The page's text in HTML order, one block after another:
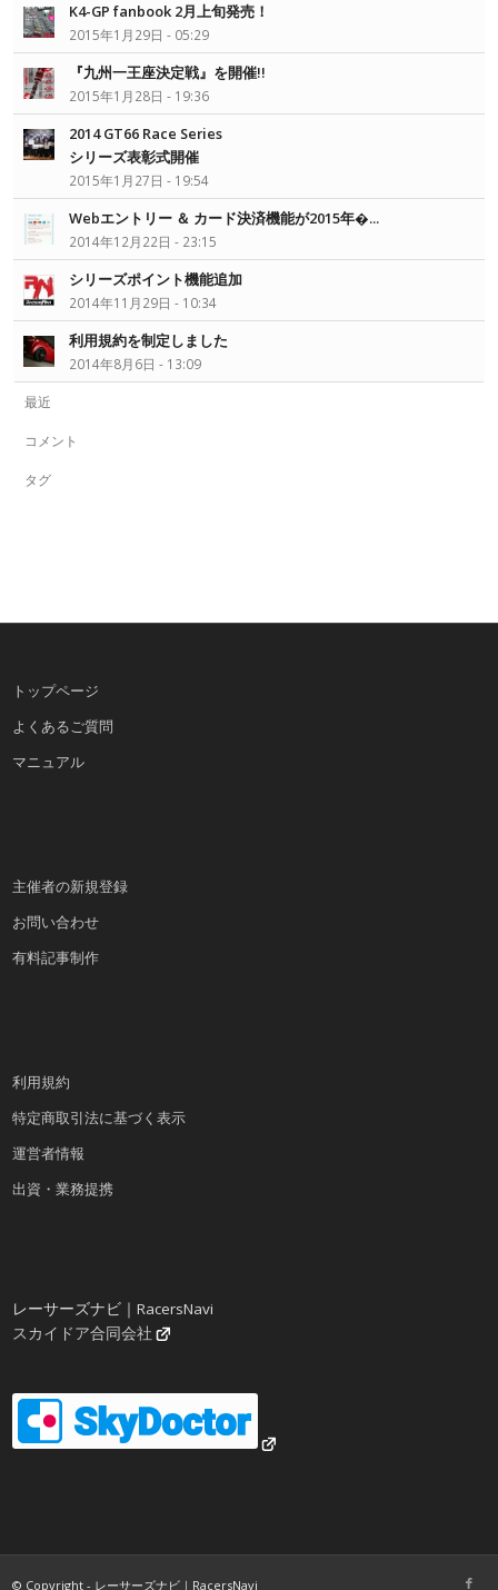
K4-GP fanbook 2月上旬発売！
2015年1月29日 - 05:29
『九州一王座決定戦』を開催!!
2015年1月28日 - 19:36
2014 GT66 Race Series
シリーズ表彰式開催
2015年1月27日 - 19:54
Webエントリー ＆ カード決済機能が2015年�...
2014年12月22日 - 23:15
シリーズポイント機能追加
2014年11月29日 - 10:34
利用規約を制定しました
2014年8月6日 - 13:09
最近
コメント
タグ
トップページ
よくあるご質問
マニュアル
主催者の新規登録
お問い合わせ
有料記事制作
利用規約
特定商取引法に基づく表示
運営者情報
出資・業務提携
レーサーズナビ｜RacersNavi
スカイドア合同会社
© Copyright - レーサーズナビ｜RacersNavi